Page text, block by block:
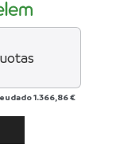
1.366,86 €